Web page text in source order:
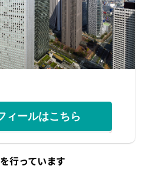
ィールはこちら
行っています